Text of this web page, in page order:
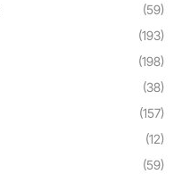
(59)
(193)
(198)
(38)
(157)
(12)
(59)